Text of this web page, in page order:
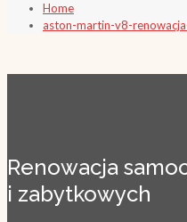
Home
aston-martin-v8-
Renowacja
i zabytkowych